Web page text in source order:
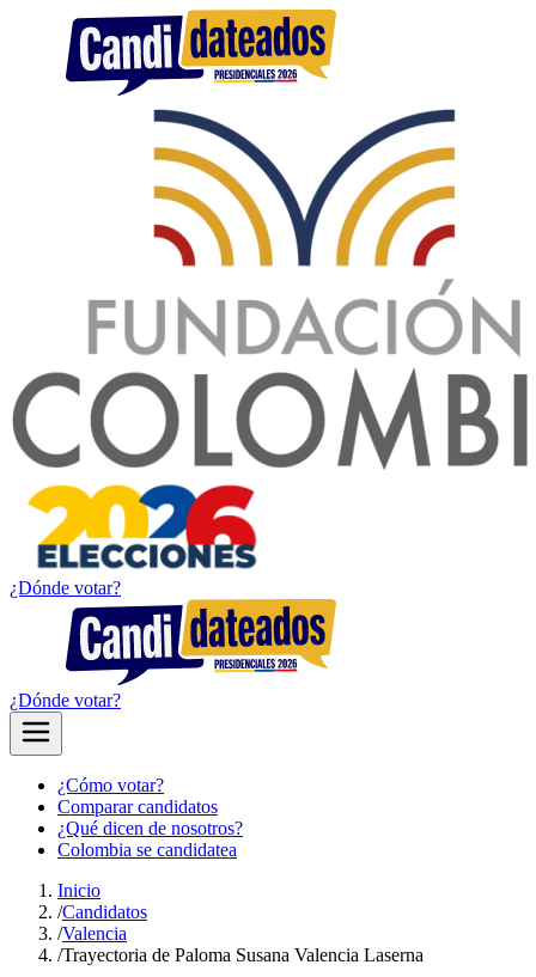
¿Dónde votar?
¿Dónde votar?
¿Cómo votar?
Comparar candidatos
¿Qué dicen de nosotros?
Colombia se candidatea
Inicio
/Candidatos
/Valencia
/Trayectoria de Paloma Susana Valencia Laserna